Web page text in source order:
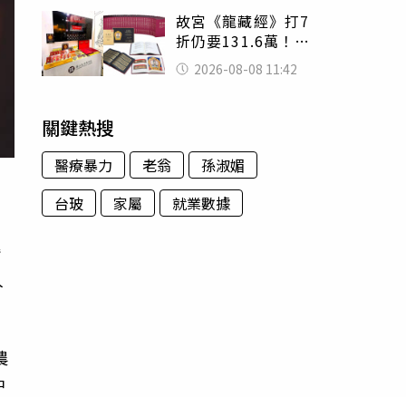
故宮《龍藏經》打7
折仍要131.6萬！
店員曝：有人原價
188萬付現購買
2026-08-08 11:42
關鍵熱搜
醫療暴力 老翁
孫淑媚
台玻
家屬 就業數據